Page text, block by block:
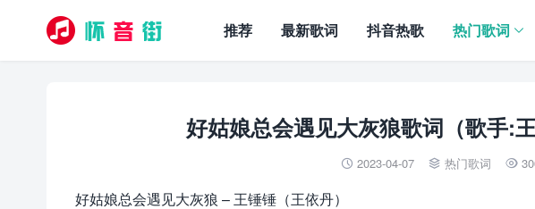
推荐 最新歌词 抖音热歌 热门歌词
好姑娘总会遇见大灰狼歌词（歌手:
 2023-04-07  热门歌词 
好姑娘总会遇见大灰狼 – 王锤锤（王依丹）